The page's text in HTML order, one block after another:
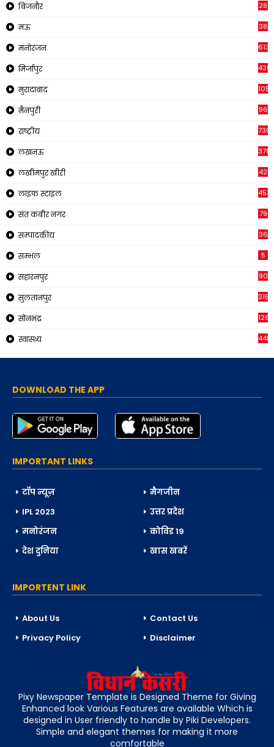
बिजनौर 28
मऊ 38
मनोरंजन 613
मिर्जापुर 439
मुरादाबाद 1054
मैनपुरी 96
राष्ट्रीय
लखनऊ 3793
लखीमपुर खीरी 42
लाइफ स्टाइल 453
संत कबीर नगर 79
सम्पादकीय 36
सम्भल 5
सहारनपुर 90
सुलतानपुर 315
सोनभद्र 1266
स्वास्थ्य 448
DOWNLOAD THE APP
IMPORTANT LINKS
टॉप न्यूज़
मैगजीन
IPL 2023
उत्तर प्रदेश
मनोरंजन
कोविड 19
देश दुनिया
खास खबरें
IMPORTENT LINK
About Us
Contact Us
Privacy Policy
Disclaimer
Pixy Newspaper Template is Designed Theme for Giving
Enhanced look Various Features are available Which is
designed in User friendly to handle by Piki Developers.
Simple and elegant themes for making it more
comfortable